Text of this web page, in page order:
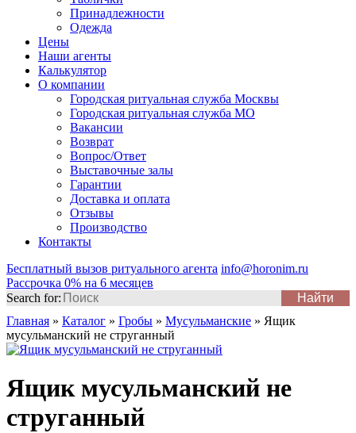
Принадлежности
Одежда
Цены
Наши агенты
Калькулятор
О компании
Городская ритуальная служба Москвы
Городская ритуальная служба МО
Вакансии
Возврат
Вопрос/Ответ
Выставочные залы
Гарантии
Доставка и оплата
Отзывы
Производство
Контакты
Бесплатный вызов ритуального агента info@horonim.ru
Рассрочка 0% на 6 месяцев
Search for:
Главная » Каталог » Гробы » Мусульманские » Ящик
мусульманский не струганный
Ящик мусульманский не
струганный